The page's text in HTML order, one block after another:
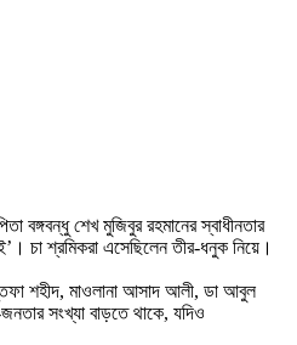
বঙ্গবন্ধু শেখ মুজিবুর রহমানের স্বাধীনতার
চা শ্রমিকরা এসেছিলেন তীর-ধনুক নিয়ে।
শহীদ, মাওলানা আসাদ আলী, ডা আবুল
সংখ্যা বাড়তে থাকে, যদিও